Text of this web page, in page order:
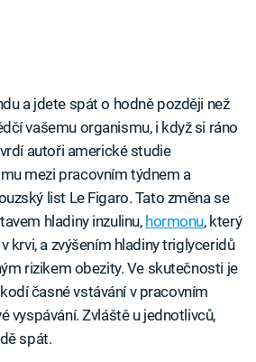
a jdete spát o hodně později než
vašemu organismu, i když si ráno
autoři americké studie
mezi pracovním týdnem a
list Le Figaro. Tato změna se
hladiny inzulinu,hormonu, který
krvi, a zvýšením hladiny triglyceridů
rizikem obezity. Ve skutečnosti je
časné vstávání v pracovním
vyspávání. Zvláště u jednotlivců,
spát.